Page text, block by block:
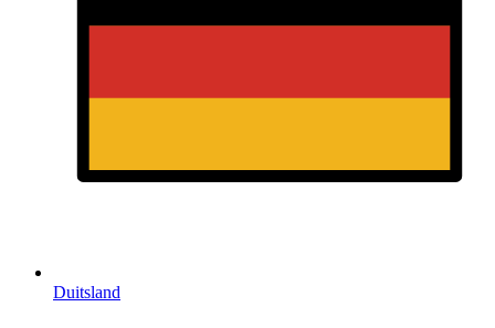
Duitsland